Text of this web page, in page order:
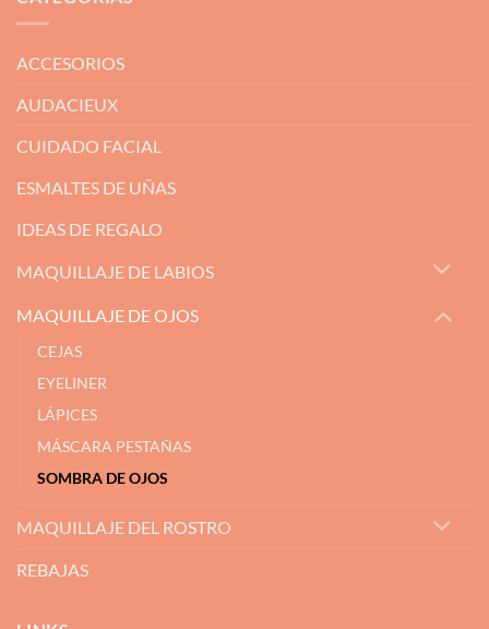
ACCESORIOS
AUDACIEUX
CUIDADO FACIAL
ESMALTES DE UÑAS
IDEAS DE REGALO
MAQUILLAJE DE LABIOS
MAQUILLAJE DE OJOS
CEJAS
EYELINER
LÁPICES
MÁSCARA PESTAÑAS
SOMBRA DE OJOS
MAQUILLAJE DEL ROSTRO
REBAJAS